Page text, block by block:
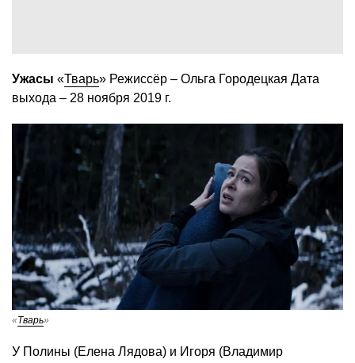
Ужасы «Тварь» Режиссёр – Ольга Городецкая Дата
выхода – 28 ноября 2019 г.
«Тварь»
У Полины (Елена Лядова) и Игоря (Владимир